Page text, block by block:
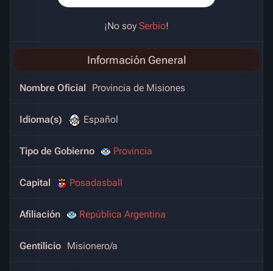
¡No soy Serbio!
Información General
Nombre Oficial Provincia de Misiones
Idioma(s) Español
Tipo de Gobierno Provincia
Capital Posadasball
Afiliación República Argentina
Gentilicio Misionero/a